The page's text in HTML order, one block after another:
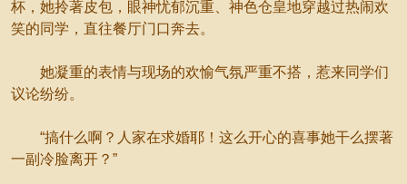
杯，她拎著皮包，眼神忧郁沉重、神色仓皇地穿越过热闹欢
笑的同学，直往餐厅门口奔去。
她凝重的表情与现场的欢愉气氛严重不搭，惹来同学们
议论纷纷。
“搞什么啊？人家在求婚耶！这么开心的喜事她干么摆著
一副冷脸离开？”